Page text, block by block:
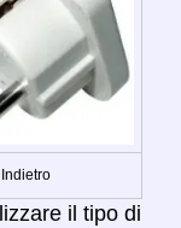
Indietro
il tipo di